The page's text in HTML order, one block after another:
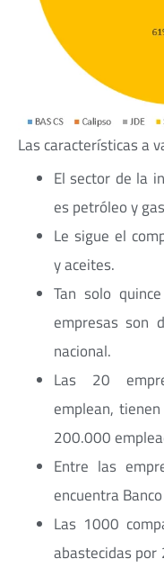
Las características a
El sector de la
es petróleo y
Le sigue el
y aceites.
Tan solo
empresas son
nacional.
Las 20
emplean,
200.000
Entre las
encuentra
Las 1000
abastecidas